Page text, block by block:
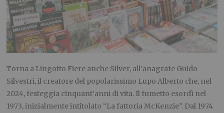
Torna a Lingotto Fiere anche Silver, all’anagrafe Guido
Silvestri, il creatore del popolarissimo Lupo Alberto che, nel
2024, festeggia cinquant’anni di vita. Il fumetto esordì nel
1973, inizialmente intitolato “La fattoria McKenzie”. Dal 1974